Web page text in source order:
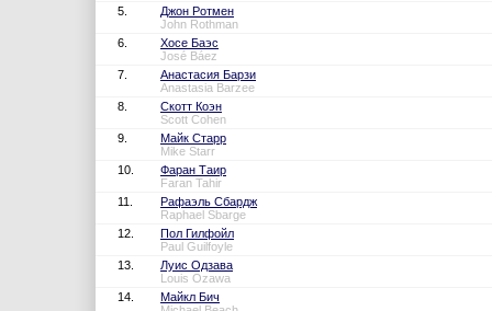
5.
Джон Ротмен
John Rothman
6.
Хосе Баэс
José Báez
7.
Анастасия Барзи
Anastasia Barzee
8.
Скотт Коэн
Scott Cohen
9.
Майк Старр
Mike Starr
10.
Фаран Таир
Faran Tahir
11.
Рафаэль Сбардж
Raphael Sbarge
12.
Пол Гилфойл
Paul Guilfoyle
13.
Луис Одзава
Louis Ozawa
14.
Майкл Бич